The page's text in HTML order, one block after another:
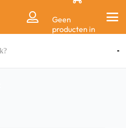
Geen
producten in